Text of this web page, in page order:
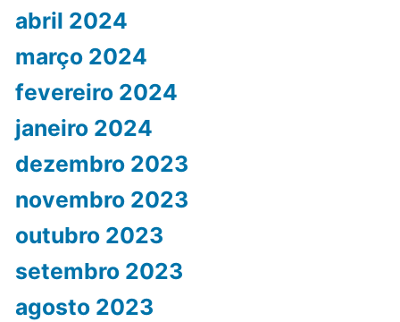
abril 2024
março 2024
fevereiro 2024
janeiro 2024
dezembro 2023
novembro 2023
outubro 2023
setembro 2023
agosto 2023